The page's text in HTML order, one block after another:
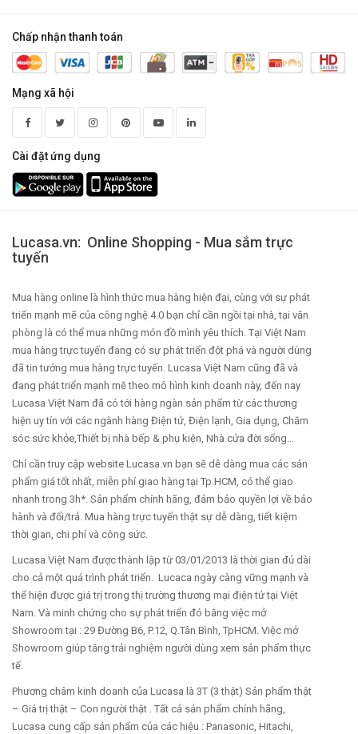
Chấp nhận thanh toán
Mạng xã hội
Cài đặt ứng dụng
Lucasa.vn: Online Shopping - Mua sắm trực
tuyến
Mua hàng online là hình thức mua hàng hiện đại, cùng với sự phát
triển mạnh mẽ của công nghệ 4.0 bạn chỉ cần ngồi tại nhà, tại văn
phòng là có thể mua những món đồ mình yêu thích. Tại Việt Nam
mua hàng trực tuyến đang có sự phát triển đột phá và người dùng
đã tin tưởng mua hàng trực tuyến. Lucasa Việt Nam cũng đã và
đang phát triển mạnh mẽ theo mô hình kinh doanh này, đến nay
Lucasa Việt Nam đã có tới hàng ngàn sản phẩm từ các thương
hiện uy tín với các ngành hàng Điện tử, Điện lạnh, Gia dụng, Chăm
sóc sức khỏe,Thiết bị nhà bếp & phụ kiện, Nhà cửa đời sống...
Chỉ cần truy cập website Lucasa.vn bạn sẽ dễ dàng mua các sản
phẩm giá tốt nhất, miễn phí giao hàng tại Tp.HCM, có thể giao
nhanh trong 3h*. Sản phẩm chính hãng, đảm bảo quyền lợi về bảo
hành và đổi/trả. Mua hàng trực tuyến thật sự dễ dàng, tiết kiệm
thời gian, chi phí và công sức.
Lucasa Việt Nam được thành lập từ 03/01/2013 là thời gian đủ dài
cho cả một quá trình phát triển. Lucaca ngày càng vững mạnh và
thể hiện được giá trị trong thị trường thương mại điện tử tại Việt
Nam. Và minh chứng cho sự phát triển đó bằng việc mở
Showroom tại : 29 Đường B6, P.12, Q.Tân Bình, TpHCM. Việc mở
Showroom giúp tăng trải nghiệm người dùng xem sản phẩm thực
tế.
Phương châm kinh doanh của Lucasa là 3T (3 thật) Sản phẩm thật
– Giá trị thật – Con người thật . Tất cả sản phẩm chính hãng,
Lucasa cung cấp sản phẩm của các hiệu : Panasonic, Hitachi,